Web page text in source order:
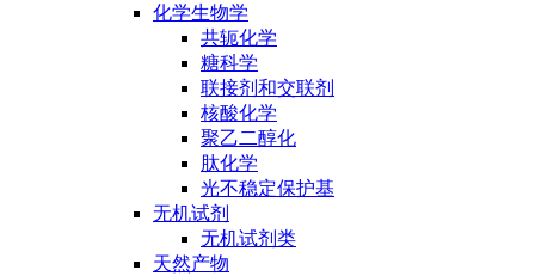
化学生物学
共轭化学
糖科学
联接剂和交联剂
核酸化学
聚乙二醇化
肽化学
光不稳定保护基
无机试剂
无机试剂类
天然产物